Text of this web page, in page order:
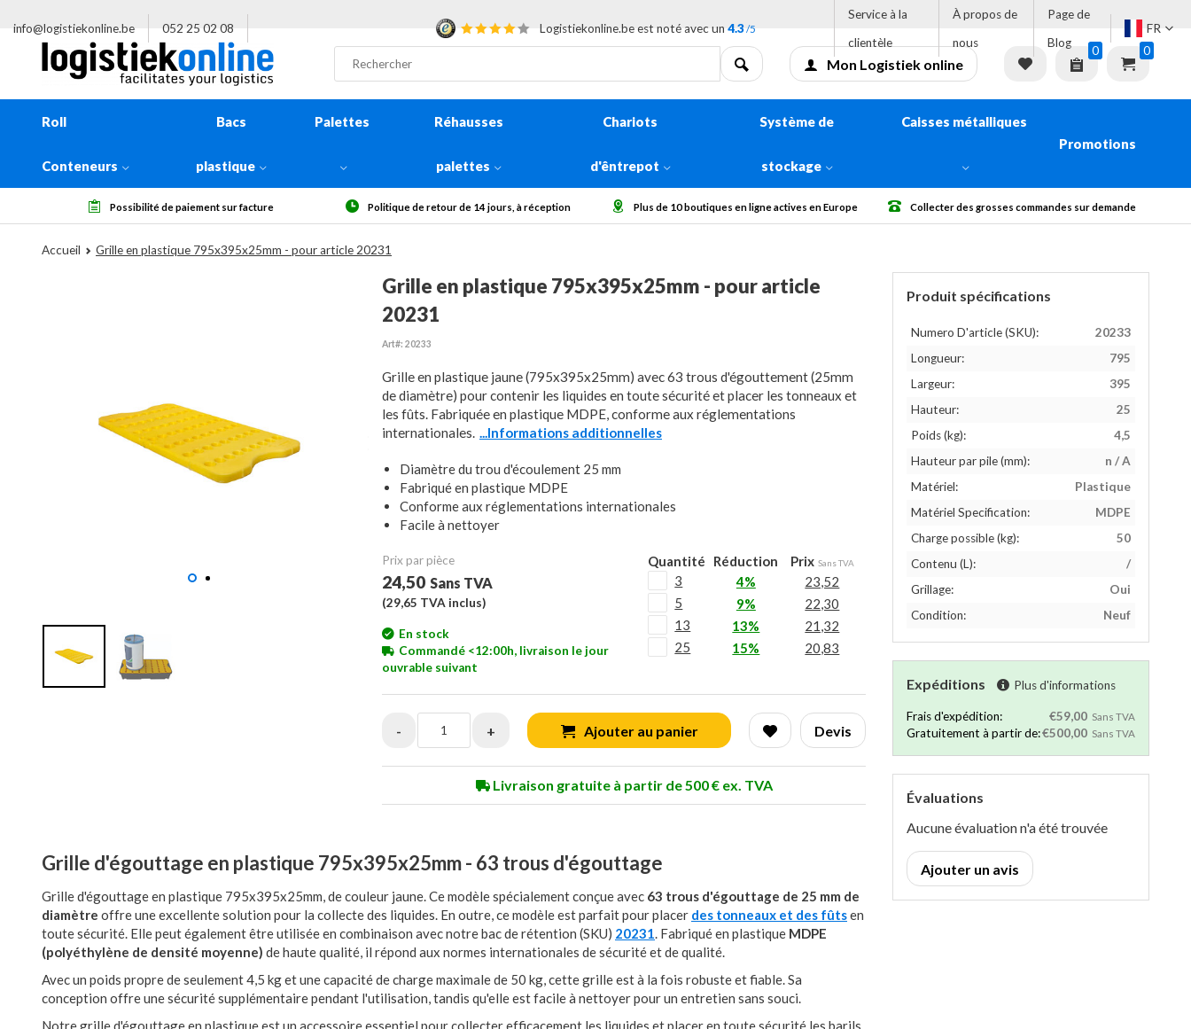
info@logistiekonline.be 052 25 02 08 Logistiekonline.be est noté avec un 4.3 /5
Service à la
clientèle
À propos de
nous
Page de
Blog
FR
Mon Logistiek online
0 0
Roll
Conteneurs
Bacs
plastique
Palettes Réhausses
palettes
Chariots
d'êntrepot
Système de
stockage
Caisses métalliques
Promotions
Politique de retour de 14 jours, à réception Plus de 10 boutiques en ligne actives en Europe Collecter des grosses commandes sur demande Livraison gratuite à partir de € 500 Sans
Accueil Grille en plastique 795x395x25mm - pour article 20231
Grille en plastique 795x395x25mm - pour article
20231
Art#: 20233
Grille en plastique jaune (795x395x25mm) avec 63 trous d'égouttement (25mm
de diamètre) pour contenir les liquides en toute sécurité et placer les tonneaux et
les fûts. Fabriquée en plastique MDPE, conforme aux réglementations
internationales. ...Informations additionnelles
Diamètre du trou d'écoulement 25 mm
Fabriqué en plastique MDPE
Conforme aux réglementations internationales
Facile à nettoyer
Prix ​​par pièce
24,50 Sans TVA
(29,65 TVA inclus)
En stock
Commandé <12:00h, livraison le jour
ouvrable suivant
Quantité Réduction Prix Sans TVA
3 4%
23,52
5
9%
22,30
13
13%
21,32
25
15% 20,83
- + Ajouter au panier Devis
Livraison gratuite à partir de 500 € ex. TVA
Grille d'égouttage en plastique 795x395x25mm - 63 trous d'égouttage
Grille d'égouttage en plastique 795x395x25mm, de couleur jaune. Ce modèle spécialement conçue avec 63 trous d'égouttage de 25 mm de
diamètre offre une excellente solution pour la collecte des liquides. En outre, ce modèle est parfait pour placer des tonneaux et des fûtsen
toute sécurité. Elle peut également être utilisée en combinaison avec notre bac de rétention (SKU) 20231. Fabriqué en plastique MDPE
(polyéthylène de densité moyenne) de haute qualité, il répond aux normes internationales de sécurité et de qualité.
Avec un poids propre de seulement 4,5 kg et une capacité de charge maximale de 50 kg, cette grille est à la fois robuste et fiable. Sa
conception offre une sécurité supplémentaire pendant l'utilisation, tandis qu'elle est facile à nettoyer pour un entretien sans souci.
Notre grille d'égouttage en plastique est un accessoire essentiel pour collecter efficacement les liquides et placer en toute sécurité les barils
Produit spécifications
Numero D'article (SKU):
20233
Longueur:
795
Largeur:
395
Hauteur:
25
Poids (kg):
4,5
Hauteur par pile (mm):
n / A
Matériel:
Plastique
Matériel Specification:
MDPE
Charge possible (kg):
50
Contenu (L):
/
Grillage:
Oui
Condition:
Neuf
Expéditions Plus d'informations
Frais d'expédition: €59,00 Sans TVA
Gratuitement à partir de:€500,00 Sans TVA
Évaluations
Aucune évaluation n'a été trouvée
Ajouter un avis